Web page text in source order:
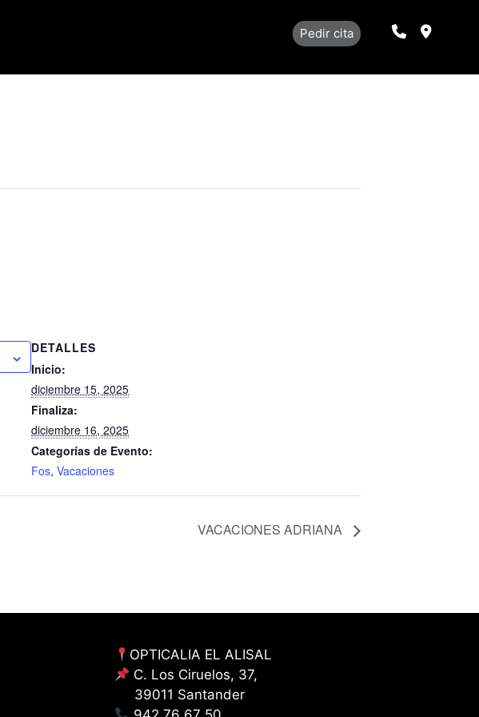
Pedir cita Llamar
DETALLES
Inicio:
diciembre 15, 2025
Finaliza:
diciembre 16, 2025
Categorías de Evento:
Fos, Vacaciones
VACACIONES ADRIANA
OPTICALIA EL ALISAL
C. Los Ciruelos, 37,
39011 Santander